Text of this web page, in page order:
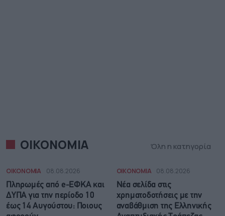
ΟΙΚΟΝΟΜΙΑ Όλη η κατηγορία
ΟΙΚΟΝΟΜΙΑ 08.08.2026
Πληρωμές από e-ΕΦΚΑ και
ΔΥΠΑ για την περίοδο 10
έως 14 Αυγούστου: Ποιους
ΟΙΚΟΝΟΜΙΑ 08.08.2026
Νέα σελίδα στις
χρηματοδοτήσεις με την
αναβάθμιση της Ελληνικής